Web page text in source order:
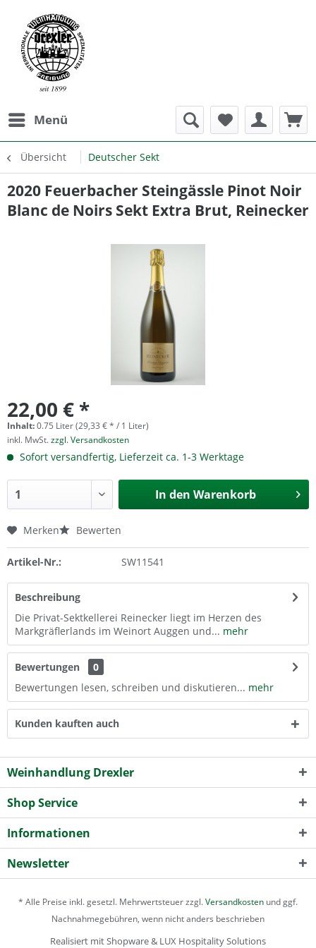
Menü
Übersicht Deutscher Sekt
2020 Feuerbacher Steingässle Pinot Noir
Blanc de Noirs Sekt Extra Brut, Reinecker
22,00 € *
Inhalt:0.75 Liter (29,33 € * / 1 Liter)
inkl. MwSt.zzgl. Versandkosten
Sofort versandfertig, Lieferzeit ca. 1-3 Werktage
In den Warenkorb
Merken Bewerten
Artikel-Nr.: SW11541
Beschreibung
Die Privat-Sektkellerei Reinecker liegt im Herzen des
Markgräflerlands im Weinort Auggen und... mehr
Bewertungen
0
Bewertungen lesen, schreiben und diskutieren... mehr
Kunden kauften auch
Weinhandlung Drexler
Shop Service
Informationen
Newsletter
* Alle Preise inkl. gesetzl. Mehrwertsteuer zzgl.Versandkosten und ggf.
Nachnahmegebühren, wenn nicht anders beschrieben
Realisiert mit Shopware & LUX Hospitality Solutions